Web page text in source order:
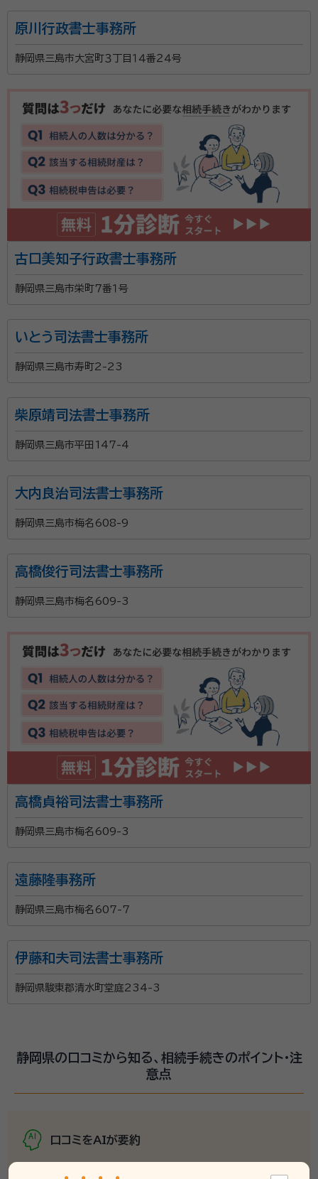
原川行政書士事務所
静岡県三島市大宮町３丁目１４番２４号
古口美知子行政書士事務所
静岡県三島市栄町７番１号
いとう司法書士事務所
静岡県三島市寿町2-23
柴原靖司法書士事務所
静岡県三島市平田147-4
大内良治司法書士事務所
静岡県三島市梅名608-9
高橋俊行司法書士事務所
静岡県三島市梅名609-3
高橋貞裕司法書士事務所
静岡県三島市梅名609-3
遠藤隆事務所
静岡県三島市梅名607-7
伊藤和夫司法書士事務所
静岡県駿東郡清水町堂庭234-3
静岡県の口コミから知る、相続手続きのポイント・注
意点
口コミをAIが要約